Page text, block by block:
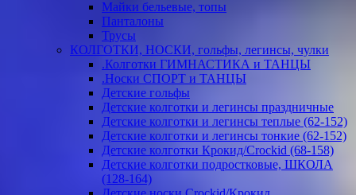
Майки бельевые, топы
Панталоны
Трусы
КОЛГОТКИ, НОСКИ, гольфы, легинсы, чулки
.Колготки ГИМНАСТИКА и ТАНЦЫ
.Носки СПОРТ и ТАНЦЫ
Детские гольфы
Детские колготки и легинсы праздничные
Детские колготки и легинсы теплые (62-152)
Детские колготки и легинсы тонкие (62-152)
Детские колготки Крокид/Crockid (68-158)
Детские колготки подростковые, ШКОЛА
(128-164)